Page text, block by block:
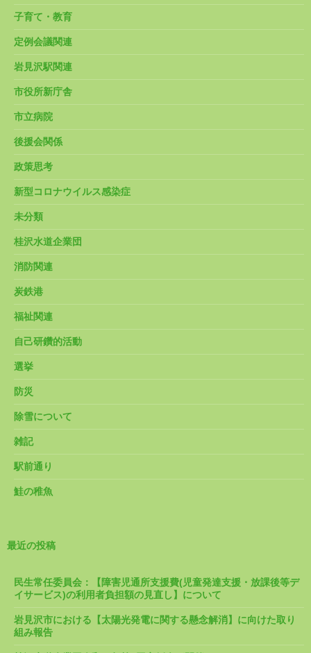
子育て・教育
定例会議関連
岩見沢駅関連
市役所新庁舎
市立病院
後援会関係
政策思考
新型コロナウイルス感染症
未分類
桂沢水道企業団
消防関連
炭鉄港
福祉関連
自己研鑽的活動
選挙
防災
除雪について
雑記
駅前通り
鮭の稚魚
最近の投稿
民生常任委員会：【障害児通所支援費(児童発達支援・放課後等デ
イサービス)の利用者負担額の見直し】について
岩見沢市における【太陽光発電に関する懸念解消】に向けた取り
組み報告